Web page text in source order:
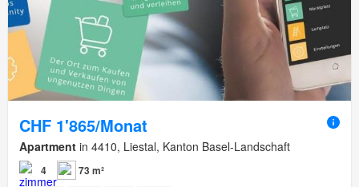
CHF 1'865/Monat
Apartment in 4410, Liestal, Kanton Basel-Landschaft
4 73 m²